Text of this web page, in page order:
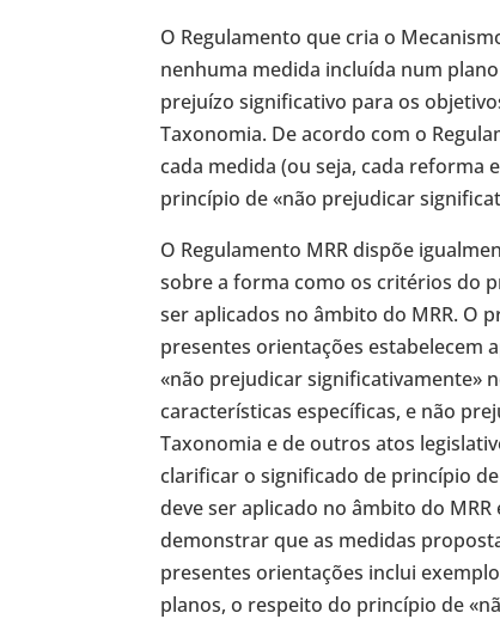
O Regulamento que cria o
nenhuma medida incluída num
prejuízo significativo para os
Taxonomia. De acordo com o
cada medida (ou seja, cada reforma
princípio de «não prejudicar
O Regulamento MRR dispõe
sobre a forma como os critérios do
ser aplicados no âmbito do MRR. O
presentes orientações estabelecem
«não prejudicar significativamente»
características específicas, e não
Taxonomia e de outros atos
clarificar o significado de princípio
deve ser aplicado no âmbito do
demonstrar que as medidas
presentes orientações inclui
planos, o respeito do princípio de